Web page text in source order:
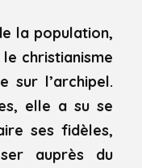
la population,
christianisme
sur l’archipel.
elle a su se
ses fidèles,
auprès du